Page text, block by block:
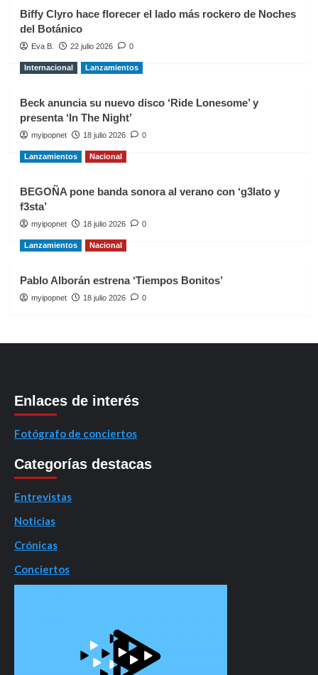
Biffy Clyro hace florecer el lado más rockero de Noches
del Botánico
Eva B. 22 julio 2026 0
Internacional Lanzamientos
Beck anuncia su nuevo disco ‘Ride Lonesome’ y
presenta ‘In The Night’
myipopnet 18 julio 2026 0
Lanzamientos Nacional
BEGOÑA pone banda sonora al verano con ‘g3lato y
f3sta’
myipopnet 18 julio 2026 0
Lanzamientos Nacional
Pablo Alborán estrena ‘Tiempos Bonitos’
myipopnet 18 julio 2026 0
Enlaces de interés
Fotógrafo de conciertos
Categorías destacas
Entrevistas
Noticias
Crónicas
Conciertos